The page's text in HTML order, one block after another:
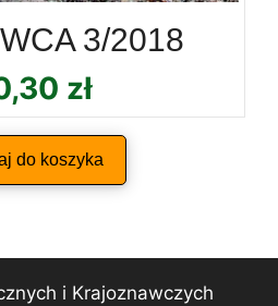
3/2018
zł
do koszyka
i Krajoznawczych